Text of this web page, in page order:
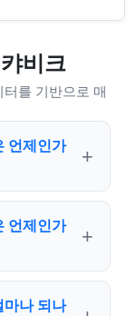
비크
를 기반으로 매
언제인가
언제인가
마나 되나